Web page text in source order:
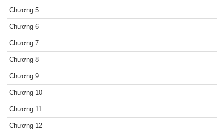
Chương 5
Chương 6
Chương 7
Chương 8
Chương 9
Chương 10
Chương 11
Chương 12